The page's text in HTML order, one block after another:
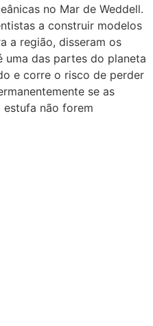
no Mar de Weddell.
a construir modelos
a região, disseram os
uma das partes do planeta
e corre o risco de perder
se as
estufa não forem